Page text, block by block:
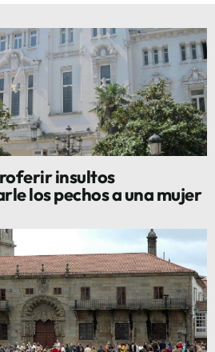
insultos
los pechos a una mujer